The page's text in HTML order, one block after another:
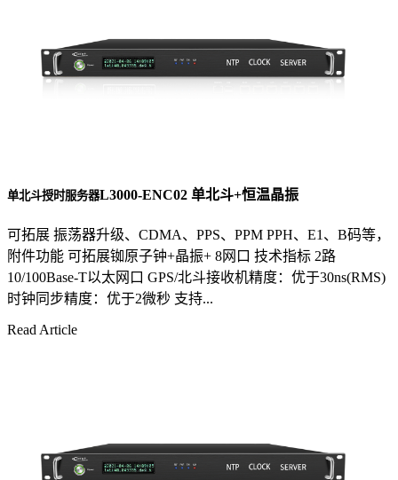
单北斗授时服务器L3000-ENC02 单北斗+恒温晶振
可拓展 振荡器升级、CDMA、PPS、PPM PPH、E1、B码等，
附件功能 可拓展铷原子钟+晶振+ 8网口 技术指标 2路
10/100Base-T以太网口 GPS/北斗接收机精度：优于30ns(RMS)
时钟同步精度：优于2微秒 支持...
Read Article